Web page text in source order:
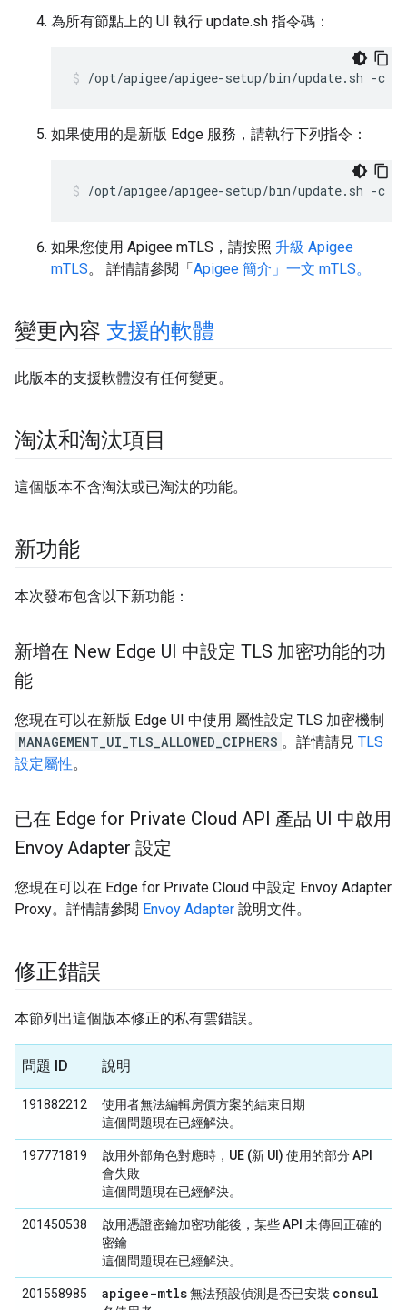
為所有節點上的 UI 執行 update.sh 指令碼：
/opt/apigee/apigee-setup/bin/update.sh -c
如果使用的是新版 Edge 服務，請執行下列指令：
/opt/apigee/apigee-setup/bin/update.sh -c
如果您使用 Apigee mTLS，請按照 升級 Apigee
mTLS。 詳情請參閱「Apigee 簡介」一文 mTLS。
變更內容 支援的軟體
此版本的支援軟體沒有任何變更。
淘汰和淘汰項目
這個版本不含淘汰或已淘汰的功能。
新功能
本次發布包含以下新功能：
新增在 New Edge UI 中設定 TLS 加密功能的功
能
您現在可以在新版 Edge UI 中使用 屬性設定 TLS 加密機制
MANAGEMENT_UI_TLS_ALLOWED_CIPHERS 。詳情請見 TLS
設定屬性。
已在 Edge for Private Cloud API 產品 UI 中啟用
Envoy Adapter 設定
您現在可以在 Edge for Private Cloud 中設定 Envoy Adapter
Proxy。詳情請參閱 Envoy Adapter 說明文件。
修正錯誤
本節列出這個版本修正的私有雲錯誤。
問題 ID 說明
191882212
使用者無法編輯房價方案的結束日期
這個問題現在已經解決。
197771819
啟用外部角色對應時，UE (新 UI) 使用的部分 API
會失敗
這個問題現在已經解決。
201450538
啟用憑證密鑰加密功能後，某些 API 未傳回正確的
密鑰
這個問題現在已經解決。
201558985 apigee-mtls無法預設偵測是否已安裝 consul